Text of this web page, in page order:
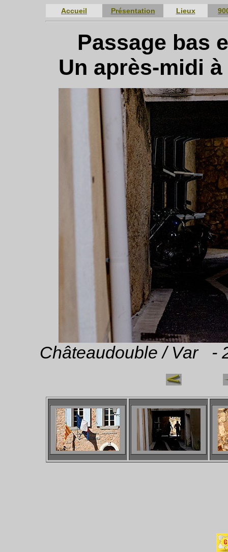
Accueil Présentation Lieux
Passage bas
Un après-midi
Châteaudouble / Var -